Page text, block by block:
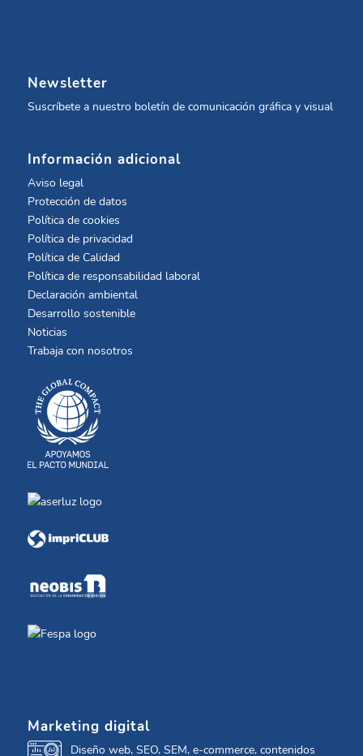
Newsletter
Suscríbete a nuestro boletín de comunicación gráfica y visual
Información adicional
Aviso legal
Protección de datos
Política de cookies
Política de privacidad
Política de Calidad
Política de responsabilidad laboral
Declaración ambiental
Desarrollo sostenible
Noticias
Trabaja con nosotros
Marketing digital
Diseño web, SEO, SEM, e-commerce, contenidos